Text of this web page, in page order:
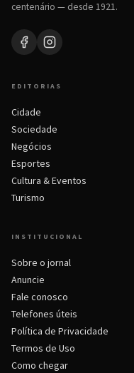
centenário — desde 1921.
EDITORIAS
Cidade
Sociedade
Negócios
Esportes
Cultura & Eventos
Turismo
INSTITUCIONAL
Sobre o jornal
Anuncie
Fale conosco
Telefones úteis
Política de Privacidade
Termos de Uso
Como chegar